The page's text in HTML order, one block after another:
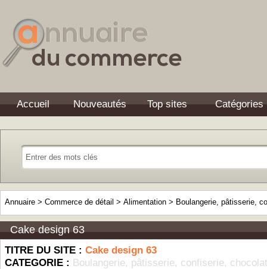
Accueil Nouveautés Top sites Catégories
Annuaire > Commerce de détail > Alimentation > Boulangerie, pâtisserie,
Cake design 63
TITRE DU SITE : Cake design 63
CATEGORIE : Boulangerie, pâtisserie, confiserie,